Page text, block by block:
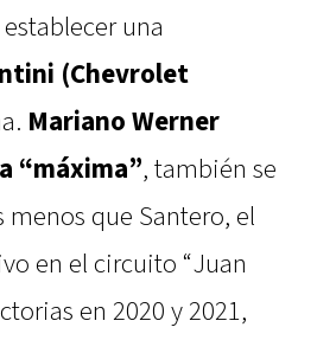
una
(Chevrolet
Mariano Werner
“máxima”, también se
que Santero, el
en el circuito “Juan
en 2020 y 2021,